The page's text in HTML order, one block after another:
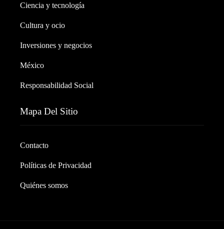
Ciencia y tecnología
Cultura y ocio
Inversiones y negocios
México
Responsabilidad Social
Mapa Del Sitio
Contacto
Políticas de Privacidad
Quiénes somos